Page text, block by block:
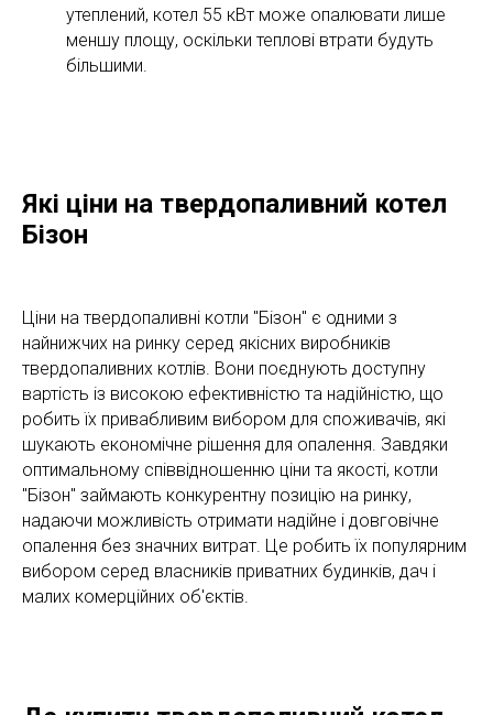
утеплений, котел 55 кВт може опалювати лише
меншу площу, оскільки теплові втрати будуть
більшими.
Які ціни на твердопаливний котел
Бізон
Ціни на твердопаливні котли "Бізон" є одними з
найнижчих на ринку серед якісних виробників
твердопаливних котлів. Вони поєднують доступну
вартість із високою ефективністю та надійністю, що
робить їх привабливим вибором для споживачів, які
шукають економічне рішення для опалення. Завдяки
оптимальному співвідношенню ціни та якості, котли
"Бізон" займають конкурентну позицію на ринку,
надаючи можливість отримати надійне і довговічне
опалення без значних витрат. Це робить їх популярним
вибором серед власників приватних будинків, дач і
малих комерційних об'єктів.